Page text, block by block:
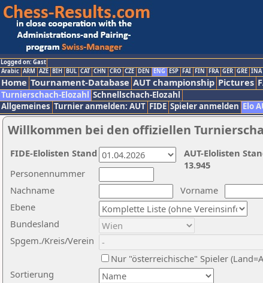
Logged on: Gast
Arabic ARM AZE BIH BUL CAT CHN CRO CZE DEN ENG ESP FAI FIN FRA GER GRE INA
Home Tournament-Database AUT championship Pictures
Turnierschach-Elozahl Schnellschach-Elozahl
Allgemeines Turnier anmelden: AUT FIDE Spieler anmelden Elo
Willkommen bei den offiziellen
Nachname
Vorname
Ebene
Sortierung
Personennummer
Bundesland
Spgem./Kreis/Verein
Nur "österreichische" Spieler
AUT-Elolisten
13.945
FIDE-Elolisten Stand